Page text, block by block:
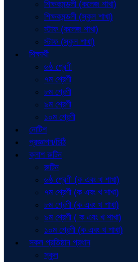
শিক্ষকমন্ডলী (কলেজ শাখা)
শিক্ষকমন্ডলী (স্কুল শাখা)
স্টাফ (কলেজ শাখা)
স্টাফ (স্কুল শাখা)
শিক্ষার্থী
৬ষ্ঠ শ্রেণী
৭ম শ্রেণী
৮ম শ্রেণী
৯ম শ্রেণী
১০ম শ্রেণী
নোটিশ
প্রজ্ঞাপন/চিঠি
ক্লাশ রুটিন
রুটিন
৬ষ্ঠ শ্রেণী (ক এবং খ শাখা)
৭ম শ্রেণী (ক এবং খ শাখা)
৮ম শ্রেণী (ক এবং খ শাখা)
৯ম শ্রেণী ( ক এবং খ শাখা)
১০ম শ্রেণী (ক এবং খ শাখা)
সকল প্রতিষ্ঠান প্রধান
স্কুল